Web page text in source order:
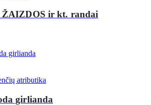
ŽAIZDOS ir kt. randai
atributika
girlianda